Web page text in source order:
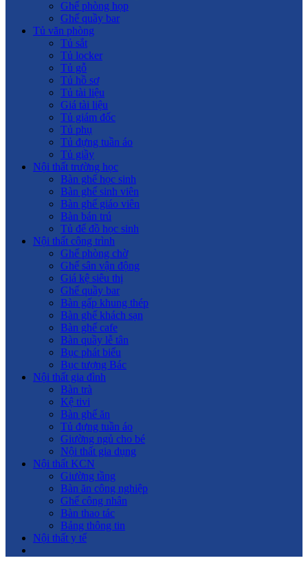
Ghế phòng họp
Ghế quầy bar
Tủ văn phòng
Tủ sắt
Tủ locker
Tủ gỗ
Tủ hồ sơ
Tủ tài liệu
Giá tài liệu
Tủ giám đốc
Tủ phụ
Tủ đựng tuần áo
Tủ giầy
Nội thất trường học
Bàn ghế học sinh
Bàn ghế sinh viên
Bàn ghế giáo viên
Bàn bán trú
Tủ để đồ học sinh
Nội thất công trình
Ghế phòng chờ
Ghế sân vận động
Giá kệ siêu thị
Ghế quầy bar
Bàn gấp khung thép
Bàn ghế khách sạn
Bàn ghế cafe
Bàn quầy lễ tân
Bục phát biểu
Bục tượng Bác
Nội thất gia đình
Bàn trà
Kệ tivi
Bàn ghế ăn
Tủ đựng tuần áo
Giường ngủ cho bé
Nội thất gia dụng
Nội thất KCN
Giường tầng
Bàn ăn công nghiệp
Ghế công nhân
Bàn thao tác
Bảng thông tin
Nội thất y tế